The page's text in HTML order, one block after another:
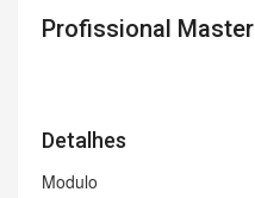
Profissional Master
Detalhes
Modulo